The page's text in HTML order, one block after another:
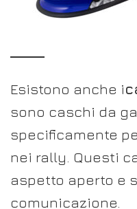
Esistono anche i
sono caschi da
specificamente
nei rally. Questi
aspetto aperto e
comunicazione.